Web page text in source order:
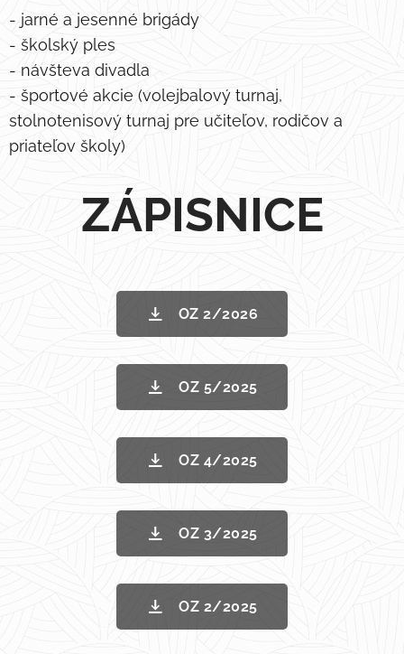
- jarné a jesenné brigády
- školský ples
- návšteva divadla
- športové akcie (volejbalový turnaj,
stolnotenisový turnaj pre učiteľov, rodičov a
priateľov školy)
ZÁPISNICE
OZ 2/2026
OZ 5/2025
OZ 4/2025
OZ 3/2025
OZ 2/2025